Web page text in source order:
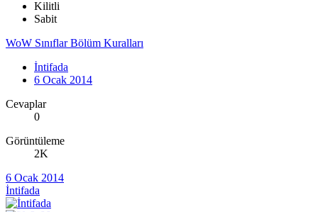
Kilitli
Sabit
WoW Sınıflar Bölüm Kuralları
İntifada
6 Ocak 2014
Cevaplar
0
Görüntüleme
2K
6 Ocak 2014
İntifada